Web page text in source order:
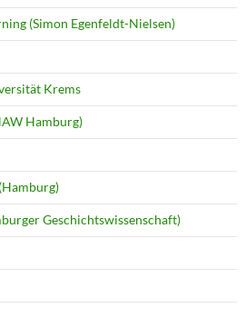
(Simon Egenfeldt-Nielsen)
Krems
Hamburg)
Geschichtswissenschaft)